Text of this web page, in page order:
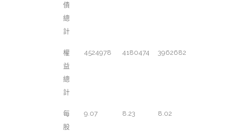
債
總
計
權
益
總
計
4524978 4180474 3962682
每
股
9.07 8.23 8.02